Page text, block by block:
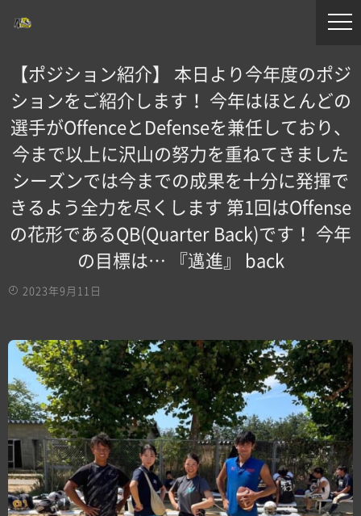
【ポジション紹介】 本日より今年度のポジ
ションをご紹介します！ 今年はほとんどの
選手がOffenceとDefenseを兼任しており、
今まで以上に沢山の努力を重ねてきました
シーズンでは今までの成果を十分に発揮で
きるよう全力を尽くします 第1回はOffense
の花形であるQB(Quarter Back)です！ 今年
の目標は… 『邁進』 back
2023年9月11日